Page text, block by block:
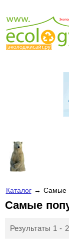
Каталог→ Самые
Самые
Результаты 1 -